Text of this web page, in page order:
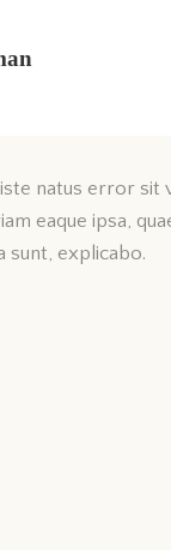
natus error
eaque ipsa,
sunt, explicabo.